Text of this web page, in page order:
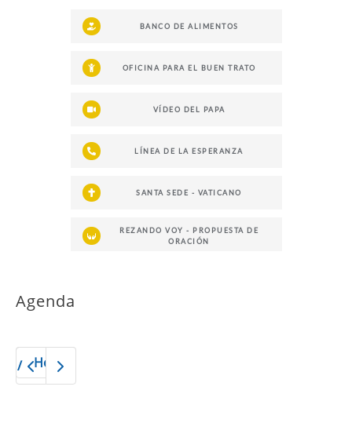
BANCO DE ALIMENTOS
OFICINA PARA EL BUEN TRATO
VÍDEO DEL PAPA
LÍNEA DE LA ESPERANZA
SANTA SEDE - VATICANO
REZANDO VOY - PROPUESTA DE
ORACIÓN
Agenda
Hoy2026